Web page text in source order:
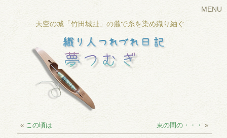
MENU
天空の城「竹田城趾」の麓で糸を染め織り紬ぐ…
« この頃は 束の間の・・・ »